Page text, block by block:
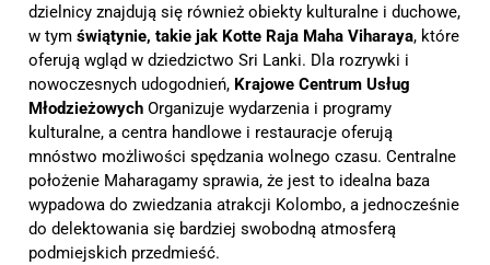
dzielnicy znajdują się również obiekty kulturalne i duchowe,
w tym świątynie, takie jak Kotte Raja Maha Viharaya, które
oferują wgląd w dziedzictwo Sri Lanki. Dla rozrywki i
nowoczesnych udogodnień, Krajowe Centrum Usług
Młodzieżowych Organizuje wydarzenia i programy
kulturalne, a centra handlowe i restauracje oferują
mnóstwo możliwości spędzania wolnego czasu. Centralne
położenie Maharagamy sprawia, że jest to idealna baza
wypadowa do zwiedzania atrakcji Kolombo, a jednocześnie
do delektowania się bardziej swobodną atmosferą
podmiejskich przedmieść.